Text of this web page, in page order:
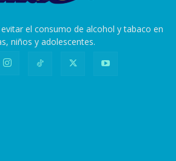
el consumo de alcohol y tabaco en
niños y adolescentes.